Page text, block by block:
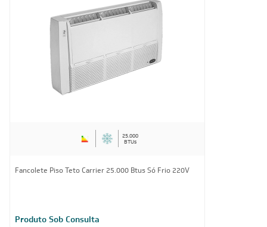
25.000
BTUs
Fancolete Piso Teto Carrier 25.000 Btus Só Frio 220V
Produto Sob Consulta